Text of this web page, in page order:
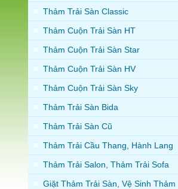
Thảm Trải Sàn Classic
Thảm Cuộn Trải Sàn HT
Thảm Cuộn Trải Sàn Star
Thảm Cuộn Trải Sàn HV
Thảm Cuộn Trải Sàn Sky
Thảm Trải Sàn Bida
Thảm Trải Sàn Cũ
Thảm Trải Cầu Thang, Hành Lang
Thảm Trải Salon, Thảm Trải Sofa
Giặt Thảm Trải Sàn, Vệ Sinh Thảm